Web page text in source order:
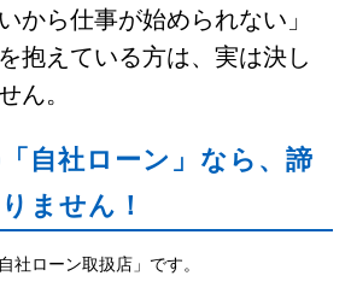
から仕事が始められない」
抱えている方は、実は決し
ん。
自社ローン」なら、諦
ません！
社ローン取扱店」です。